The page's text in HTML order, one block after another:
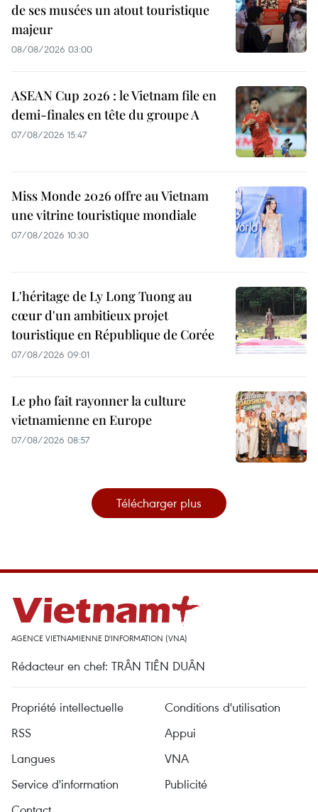
de ses musées un atout touristique
majeur
08/08/2026 03:00
ASEAN Cup 2026 : le Vietnam file en
demi-finales en tête du groupe A
07/08/2026 15:47
Miss Monde 2026 offre au Vietnam
une vitrine touristique mondiale
07/08/2026 10:30
L'héritage de Ly Long Tuong au
cœur d'un ambitieux projet
touristique en République de Corée
07/08/2026 09:01
Le pho fait rayonner la culture
vietnamienne en Europe
07/08/2026 08:57
Télécharger plus
AGENCE VIETNAMIENNE D'INFORMATION (VNA)
Rédacteur en chef: TRÂN TIÊN DUÂN
Propriété intellectuelle
Conditions d'utilisation
RSS
Appui
Langues
VNA
Service d'information
Publicité